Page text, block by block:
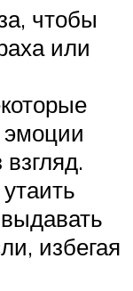
чтобы
или
эмоции
избегая